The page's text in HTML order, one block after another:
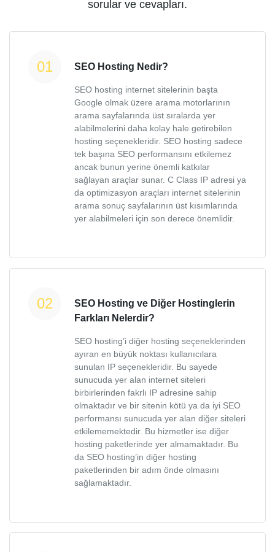
sorular ve cevapları.
SEO Hosting Nedir?
SEO hosting internet sitelerinin başta
Google olmak üzere arama motorlarının
arama sayfalarında üst sıralarda yer
alabilmelerini daha kolay hale getirebilen
hosting seçenekleridir. SEO hosting sadece
tek başına SEO performansını etkilemez
ancak bunun yerine önemli katkılar
sağlayan araçlar sunar. C Class IP adresi ya
da optimizasyon araçları internet sitelerinin
arama sonuç sayfalarının üst kısımlarında
yer alabilmeleri için son derece önemlidir.
SEO Hosting ve Diğer Hostinglerin
Farkları Nelerdir?
SEO hosting’i diğer hosting seçeneklerinden
ayıran en büyük noktası kullanıcılara
sunulan IP seçenekleridir. Bu sayede
sunucuda yer alan internet siteleri
birbirlerinden fakrlı IP adresine sahip
olmaktadır ve bir sitenin kötü ya da iyi SEO
performansı sunucuda yer alan diğer siteleri
etkilememektedir. Bu hizmetler ise diğer
hosting paketlerinde yer almamaktadır. Bu
da SEO hosting’in diğer hosting
paketlerinden bir adım önde olmasını
sağlamaktadır.